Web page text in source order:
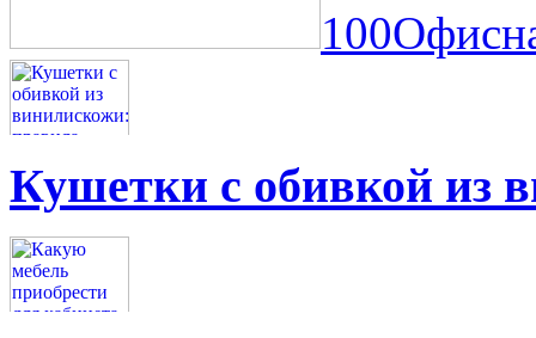
Кушетки с обивкой из